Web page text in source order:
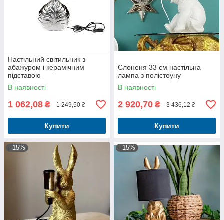
Настільний світильник з
абажуром і керамічним
підставою
В наявності
1 062,08 ₴ 1 249,50 ₴
Купити
Слоненя 33 см настільна
лампа з полістоуну
В наявності
2 920,70 ₴ 3 436,12 ₴
Купити
–15% –15%